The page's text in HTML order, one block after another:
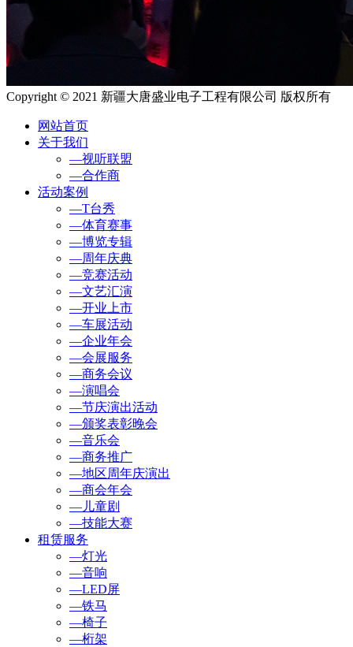
Copyright © 2021 新疆大唐盛业电子工程有限公司 版权所有
网站首页
关于我们
—视听联盟
—合作商
活动案例
—T台秀
—体育赛事
—博览专辑
—周年庆典
—竞赛活动
—文艺汇演
—开业上市
—车展活动
—企业年会
—会展服务
—商务会议
—演唱会
—节庆演出活动
—颁奖表彰晚会
—音乐会
—商务推广
—地区周年庆演出
—商会年会
—儿童剧
—技能大赛
租赁服务
—灯光
—音响
—LED屏
—铁马
—椅子
—桁架